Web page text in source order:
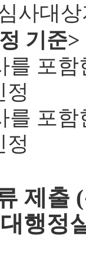
사대
기준>
포함
정
포함
정
제출
행정